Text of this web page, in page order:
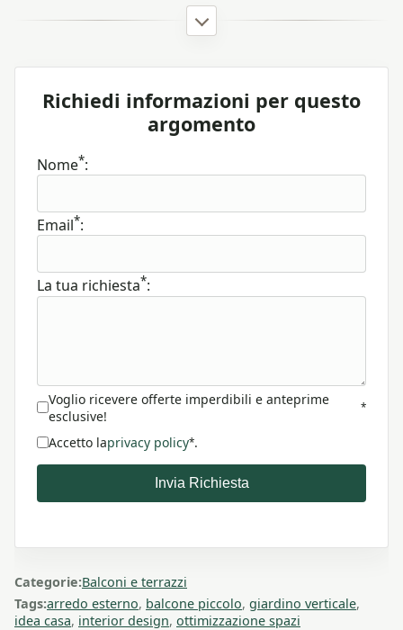
Richiedi informazioni per questo
argomento
Nome*:
Email*:
La tua richiesta*:
Voglio ricevere offerte imperdibili e anteprime
esclusive!
*
Accetto laprivacy policy*.
Invia Richiesta
Categorie:Balconi e terrazzi
Tags:arredo esterno, balcone piccolo, giardino verticale,
idea casa, interior design, ottimizzazione spazi